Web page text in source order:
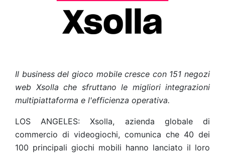
Il business del gioco mobile cresce con 151 negozi
web Xsolla che sfruttano le migliori integrazioni
multipiattaforma e l'efficienza operativa.
LOS ANGELES: Xsolla, azienda globale di
commercio di videogiochi, comunica che 40 dei
100 principali giochi mobili hanno lanciato il loro